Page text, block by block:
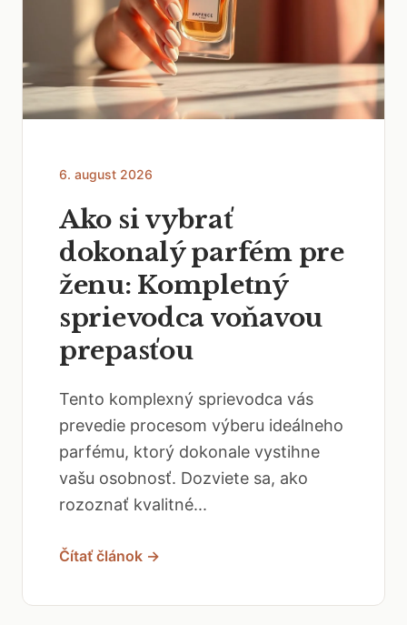
6. august 2026
Ako si vybrať
dokonalý parfém pre
ženu: Kompletný
sprievodca voňavou
prepasťou
Tento komplexný sprievodca vás
prevedie procesom výberu ideálneho
parfému, ktorý dokonale vystihne
vašu osobnosť. Dozviete sa, ako
rozoznať kvalitné...
Čítať článok →